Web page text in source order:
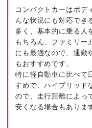
コンパクトカーはボデ
んな状況にも対応でき
多く、基本的に乗る人
もちろん、ファミリー
にも最適なので、通勤
もおすすめです。
特に軽自動車に比べて
すめで、ハイブリッド
ので、走行距離によっ
安くなる場合もありま